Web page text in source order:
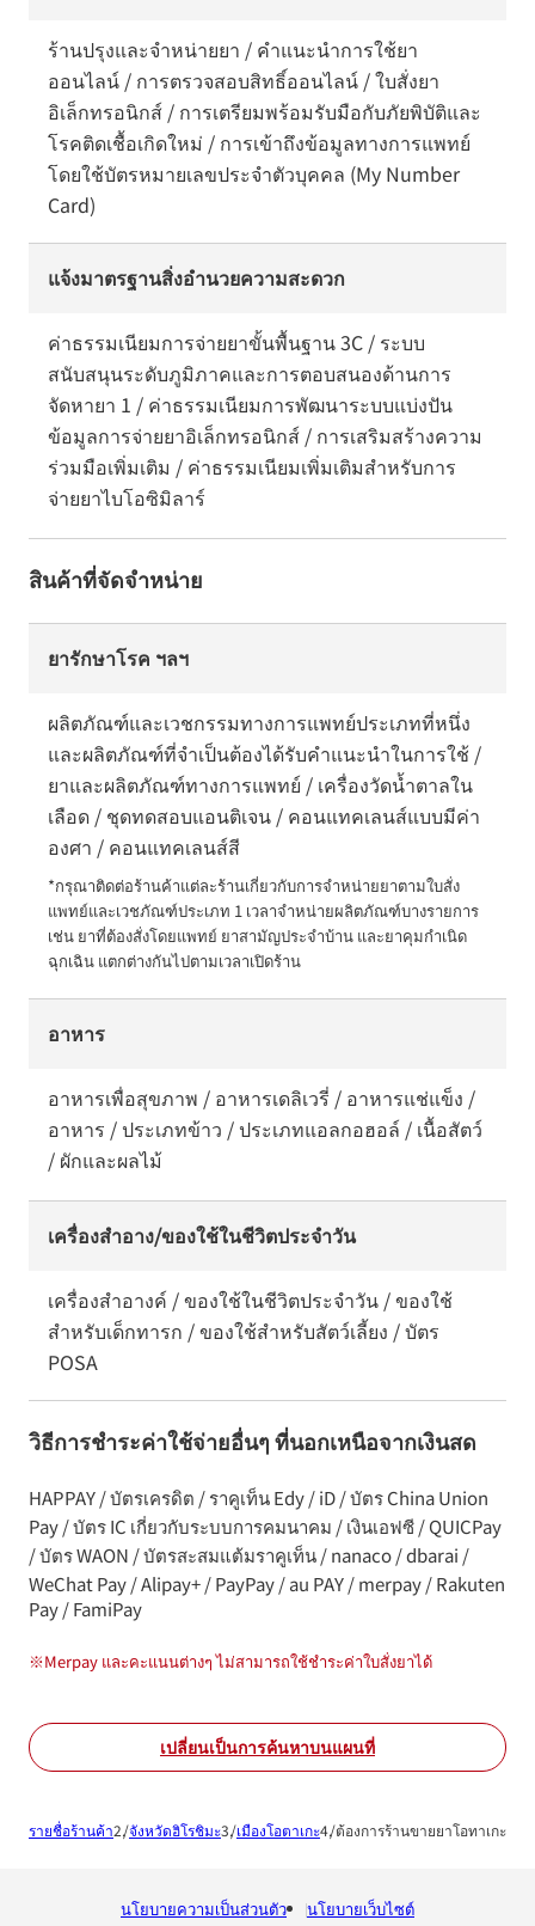
ร้านปรุงและจำหน่ายยา / คำแนะนำการใช้ยา
ออนไลน์ / การตรวจสอบสิทธิ์ออนไลน์ / ใบสั่งยา
อิเล็กทรอนิกส์ / การเตรียมพร้อมรับมือกับภัยพิบัติและ
โรคติดเชื้อเกิดใหม่ / การเข้าถึงข้อมูลทางการแพทย์
โดยใช้บัตรหมายเลขประจำตัวบุคคล (My Number
Card)
แจ้งมาตรฐานสิ่งอำนวยความสะดวก
ค่าธรรมเนียมการจ่ายยาขั้นพื้นฐาน 3C / ระบบ
สนับสนุนระดับภูมิภาคและการตอบสนองด้านการ
จัดหายา 1 / ค่าธรรมเนียมการพัฒนาระบบแบ่งปัน
ข้อมูลการจ่ายยาอิเล็กทรอนิกส์ / การเสริมสร้างความ
ร่วมมือเพิ่มเติม / ค่าธรรมเนียมเพิ่มเติมสำหรับการ
จ่ายยาไบโอซิมิลาร์
สินค้าที่จัดจำหน่าย
ยารักษาโรค ฯลฯ
ผลิตภัณฑ์และเวชกรรมทางการแพทย์ประเภทที่หนึ่ง
และผลิตภัณฑ์ที่จำเป็นต้องได้รับคำแนะนำในการใช้ /
ยาและผลิตภัณฑ์ทางการแพทย์ / เครื่องวัดน้ำตาลใน
เลือด / ชุดทดสอบแอนติเจน / คอนแทคเลนส์แบบมีค่า
องศา / คอนแทคเลนส์สี
*กรุณาติดต่อร้านค้าแต่ละร้านเกี่ยวกับการจำหน่ายยาตามใบสั่ง
แพทย์และเวชภัณฑ์ประเภท 1 เวลาจำหน่ายผลิตภัณฑ์บางรายการ
เช่น ยาที่ต้องสั่งโดยแพทย์ ยาสามัญประจำบ้าน และยาคุมกำเนิด
ฉุกเฉิน แตกต่างกันไปตามเวลาเปิดร้าน
อาหาร
อาหารเพื่อสุขภาพ / อาหารเดลิเวรี่ / อาหารแช่แข็ง /
อาหาร / ประเภทข้าว / ประเภทแอลกอฮอล์ / เนื้อสัตว์
/ ผักและผลไม้
เครื่องสำอาง/ของใช้ในชีวิตประจำวัน
เครื่องสำอางค์ / ของใช้ในชีวิตประจำวัน / ของใช้
สำหรับเด็กทารก / ของใช้สำหรับสัตว์เลี้ยง / บัตร
POSA
วิธีการชำระค่าใช้จ่ายอื่นๆ ที่นอกเหนือจากเงินสด
HAPPAY / บัตรเครดิต / ราคูเท็น Edy / iD / บัตร China Union
Pay / บัตร IC เกี่ยวกับระบบการคมนาคม / เงินเอฟซี / QUICPay
/ บัตร WAON / บัตรสะสมแต้มราคูเท็น / nanaco / dbarai /
WeChat Pay / Alipay+ / PayPay / au PAY / merpay / Rakuten
Pay / FamiPay
※Merpay และคะแนนต่างๆ ไม่สามารถใช้ชำระค่าใบสั่งยาได้
เปลี่ยนเป็นการค้นหาบนแผนที่
รายชื่อร้านค้า จังหวัดฮิโรชิมะ เมืองโอตาเกะ ต้องการร้านขายยาโอทาเกะ
นโยบายความเป็นส่วนตัว นโยบายเว็บไซต์